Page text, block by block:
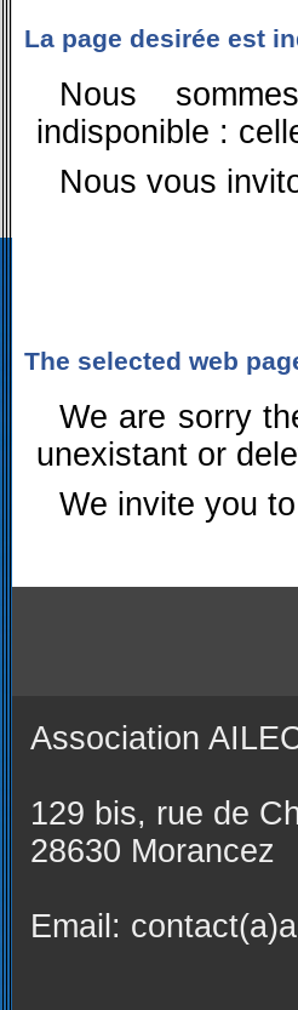
La page desirée est
Nous
indisponible :
Nous vous
The selected web
We are sorry
unexistant or
We invite you
Association
129 bis, rue de
28630 Morancez
Email: